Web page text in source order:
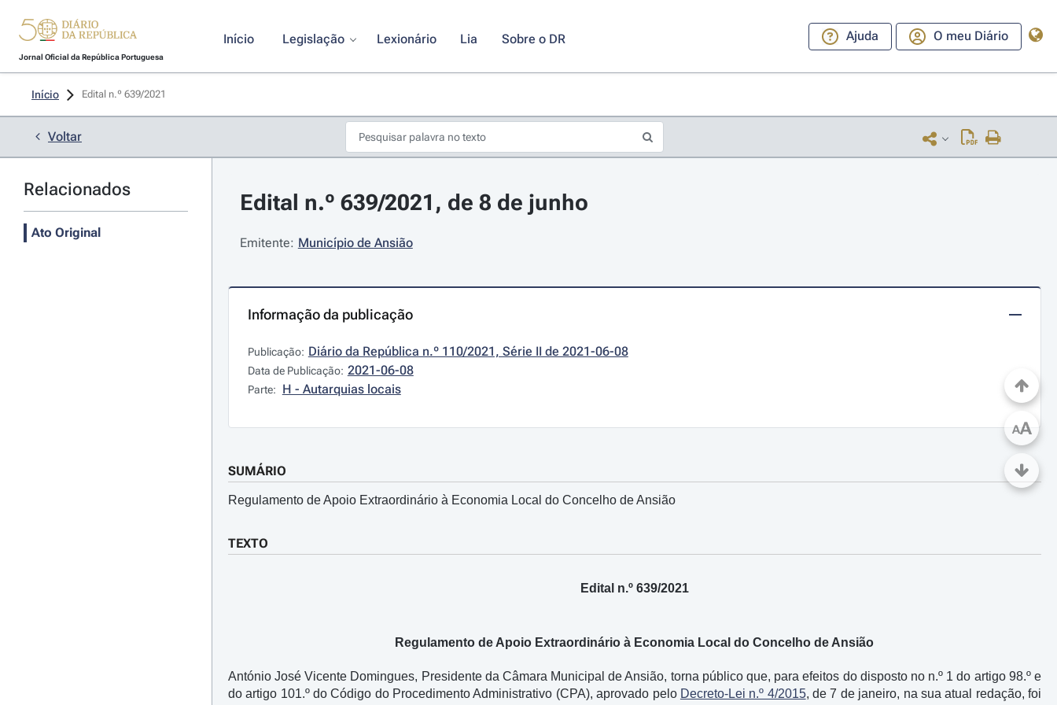
Jornal Oficial da República Portuguesa
Início Legislação Lexionário Lia Sobre o DR Ajuda O meu Diário
Início Edital n.º 639/2021
Voltar
Relacionados
Ato Original
Edital n.º 639/2021, de 8 de junho
Emitente: Município de Ansião
Informação da publicação
Publicação: Diário da República n.º 110/2021, Série II de 2021-06-08
Data de Publicação: 2021-06-08
Parte: H - Autarquias locais
SUMÁRIO
Regulamento de Apoio Extraordinário à Economia Local do Concelho de Ansião
TEXTO
Edital n.º 639/2021
Regulamento de Apoio Extraordinário à Economia Local do Concelho de Ansião
António José Vicente Domingues, Presidente da Câmara Municipal de Ansião, torna público que, para efeitos do disposto no n.º 1 do artigo 98.º e
do artigo 101.º do Código do Procedimento Administrativo (CPA), aprovado pelo Decreto-Lei n.º 4/2015, de 7 de janeiro, na sua atual redação, foi
AA